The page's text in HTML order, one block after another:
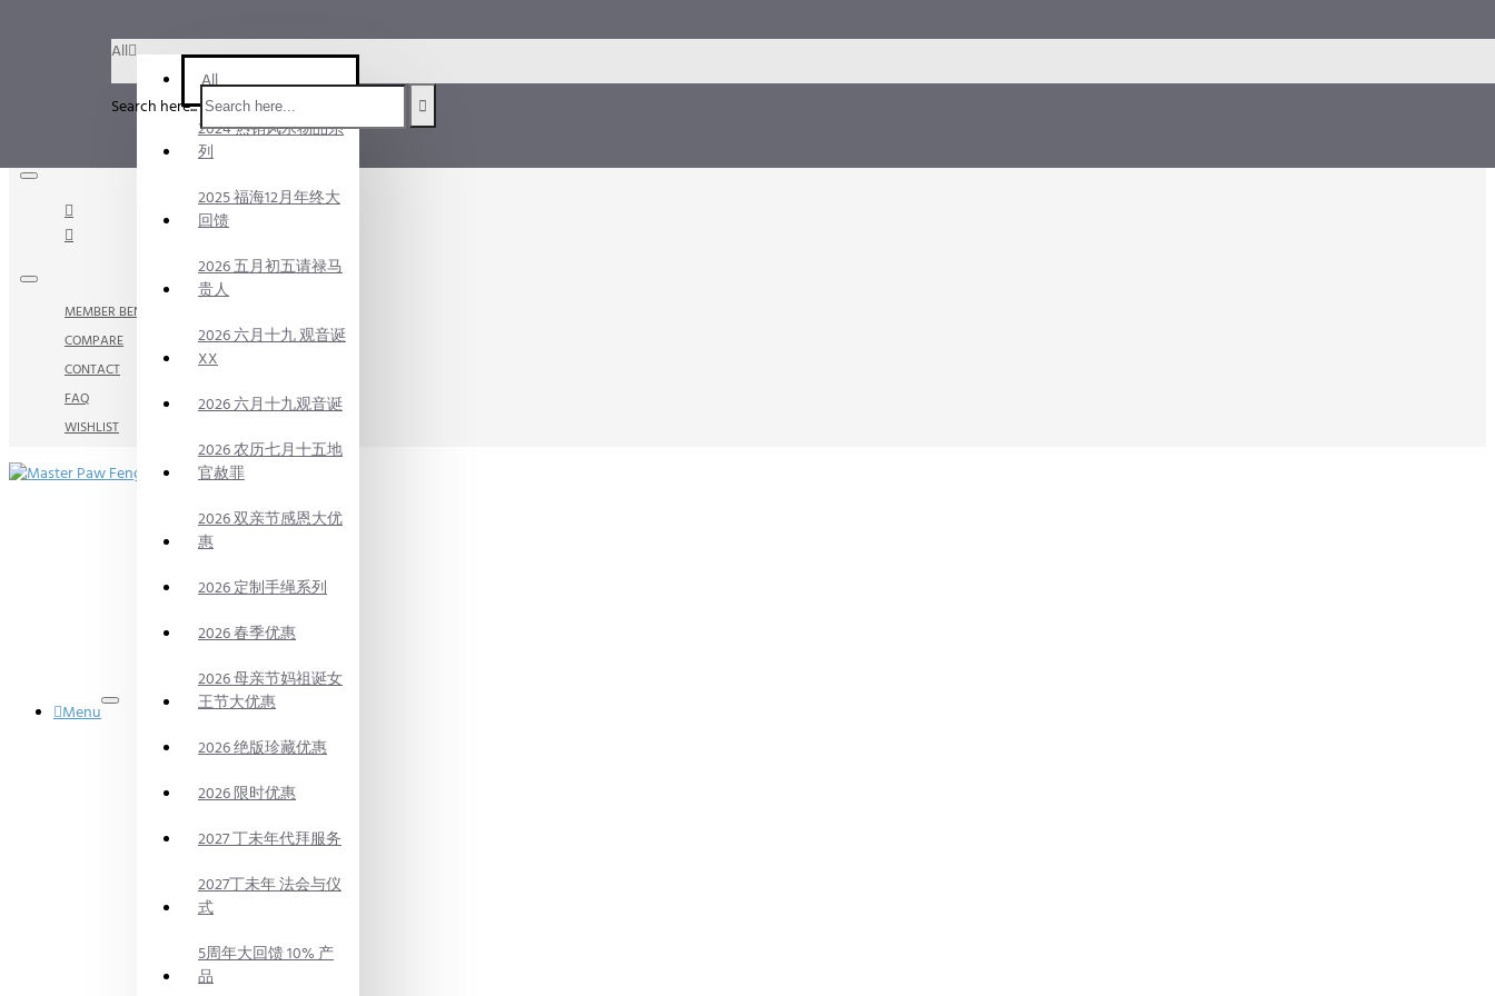
MEMBER BENEFITS
COMPARE
CONTACT
FAQ
WISHLIST
Menu
DYNASTY
CRYSTAL
PRAYING
ON
风水产品
FENG SHUI
All
All
2024 热销风水物品系
列
2025 福海12月年终大
回馈
2026 五月初五请禄马
贵人
2026 六月十九 观音诞
XX
2026 六月十九观音诞
2026 农历七月十五地
官赦罪
2026 双亲节感恩大优
惠
2026 定制手绳系列
2026 春季优惠
2026 母亲节妈祖诞女
王节大优惠
2026 绝版珍藏优惠
2026 限时优惠
2027 丁未年代拜服务
2027丁未年 法会与仪
式
5周年大回馈 10% 产
品
Search here...